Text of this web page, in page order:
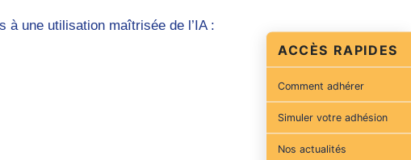
ACCÈS RAPIDES
Comment adhérer
Simuler votre adhésion
Nos actualités
une utilisation maîtrisée de l’IA :